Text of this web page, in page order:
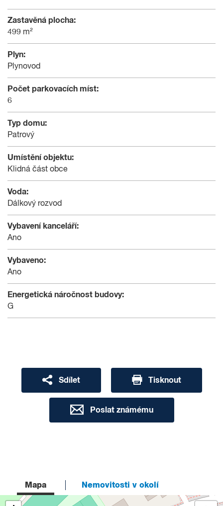
Zastavěná plocha:
499 m²
Plyn:
Plynovod
Počet parkovacích míst:
6
Typ domu:
Patrový
Umístění objektu:
Klidná část obce
Voda:
Dálkový rozvod
Vybavení kanceláří:
Ano
Vybaveno:
Ano
Energetická náročnost budovy:
G
Sdílet Tisknout
Poslat známému
Mapa Nemovitosti v okolí